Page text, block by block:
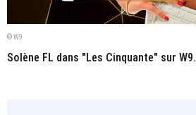
© W9
Solène FL dans "Les Cinquante" sur W9.